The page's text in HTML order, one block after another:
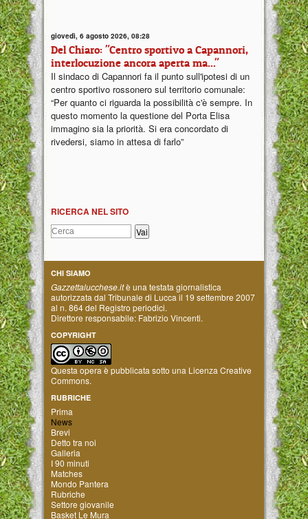
giovedì, 6 agosto 2026, 08:28
Del Chiaro: "Centro sportivo a Capannori,
interlocuzione ancora aperta ma..."
Il sindaco di Capannori fa il punto sull'ipotesi di un
centro sportivo rossonero sul territorio comunale:
“Per quanto ci riguarda la possibilità c'è sempre. In
questo momento la questione del Porta Elisa
immagino sia la priorità. Si era concordato di
rivedersi, siamo in attesa di farlo”
RICERCA NEL SITO
CHI SIAMO
Gazzettalucchese.itè una testata giornalistica
autorizzata dal Tribunale di Lucca il 19 settembre 2007
al n. 864 del Registro periodici.
Direttore responsabile: Fabrizio Vincenti.
COPYRIGHT
Questa opera è pubblicata sotto una Licenza Creative
Commons.
RUBRICHE
Prima
News
Brevi
Detto tra noi
Galleria
I 90 minuti
Matches
Mondo Pantera
Rubriche
Settore giovanile
Basket Le Mura